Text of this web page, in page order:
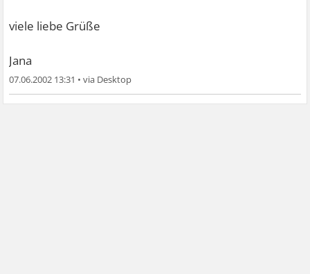
viele liebe Grüße
Jana
07.06.2002 13:31 •